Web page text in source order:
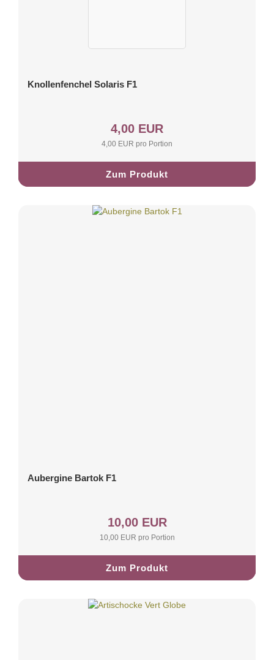
Knollenfenchel Solaris F1
4,00 EUR
4,00 EUR pro Portion
Zum Produkt
Aubergine Bartok F1
10,00 EUR
10,00 EUR pro Portion
Zum Produkt